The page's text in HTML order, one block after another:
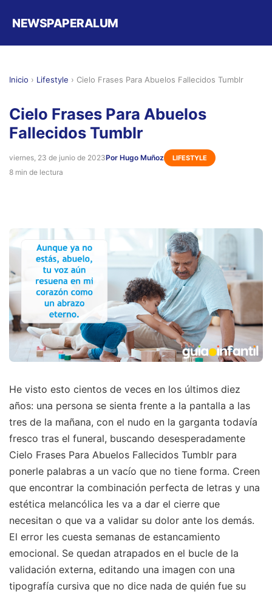
NEWSPAPERALUM
Inicio › Lifestyle › Cielo Frases Para Abuelos Fallecidos Tumblr
Cielo Frases Para Abuelos
Fallecidos Tumblr
viernes, 23 de junio de 2023Por Hugo Muñoz LIFESTYLE
8 min de lectura
He visto esto cientos de veces en los últimos diez
años: una persona se sienta frente a la pantalla a las
tres de la mañana, con el nudo en la garganta todavía
fresco tras el funeral, buscando desesperadamente
Cielo Frases Para Abuelos Fallecidos Tumblr para
ponerle palabras a un vacío que no tiene forma. Creen
que encontrar la combinación perfecta de letras y una
estética melancólica les va a dar el cierre que
necesitan o que va a validar su dolor ante los demás.
El error les cuesta semanas de estancamiento
emocional. Se quedan atrapados en el bucle de la
validación externa, editando una imagen con una
tipografía cursiva que no dice nada de quién fue su